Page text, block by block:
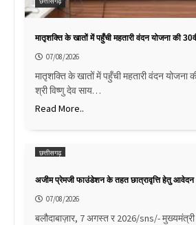
मातृशक्ति के खातों में पहुँची महतारी वंदन योजना की
07/08/2026
मातृशक्ति के खातों में पहुँची महतारी वंदन योजना
श्री विष्णु देव साय…
Read More..
छत्तीसगढ़
अजीम प्रेमजी फाउंडेशन के तहत छात्रावृत्ति हेतु
07/08/2026
बलौदाबाज़ार, 7 अगस्त र 2026/sns/- मुख्यमंत्री